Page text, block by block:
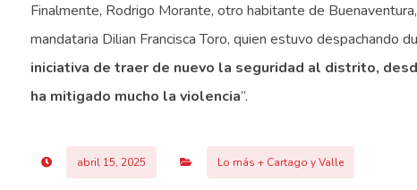
Finalmente, Rodrigo Morante, otro habitante de
mandataria Dilian Francisca Toro, quien estuvo despachando
iniciativa de traer de nuevo la seguridad al distrito,
ha mitigado mucho la violencia”.
abril 15, 2025 Lo más + Cartago y Valle